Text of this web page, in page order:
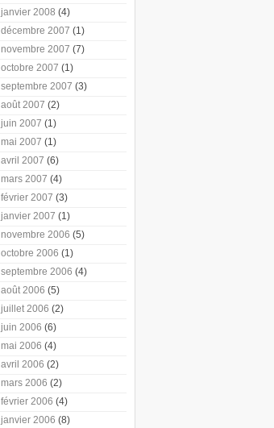
janvier 2008 (4)
décembre 2007 (1)
novembre 2007 (7)
octobre 2007 (1)
septembre 2007 (3)
août 2007 (2)
juin 2007 (1)
mai 2007 (1)
avril 2007 (6)
mars 2007 (4)
février 2007 (3)
janvier 2007 (1)
novembre 2006 (5)
octobre 2006 (1)
septembre 2006 (4)
août 2006 (5)
juillet 2006 (2)
juin 2006 (6)
mai 2006 (4)
avril 2006 (2)
mars 2006 (2)
février 2006 (4)
janvier 2006 (8)